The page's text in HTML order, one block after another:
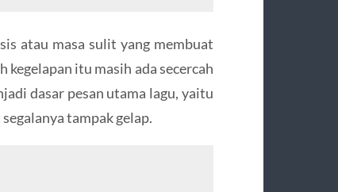
atau masa sulit yang membuat
kegelapan itu masih ada secercah
dasar pesan utama lagu, yaitu
tampak gelap.